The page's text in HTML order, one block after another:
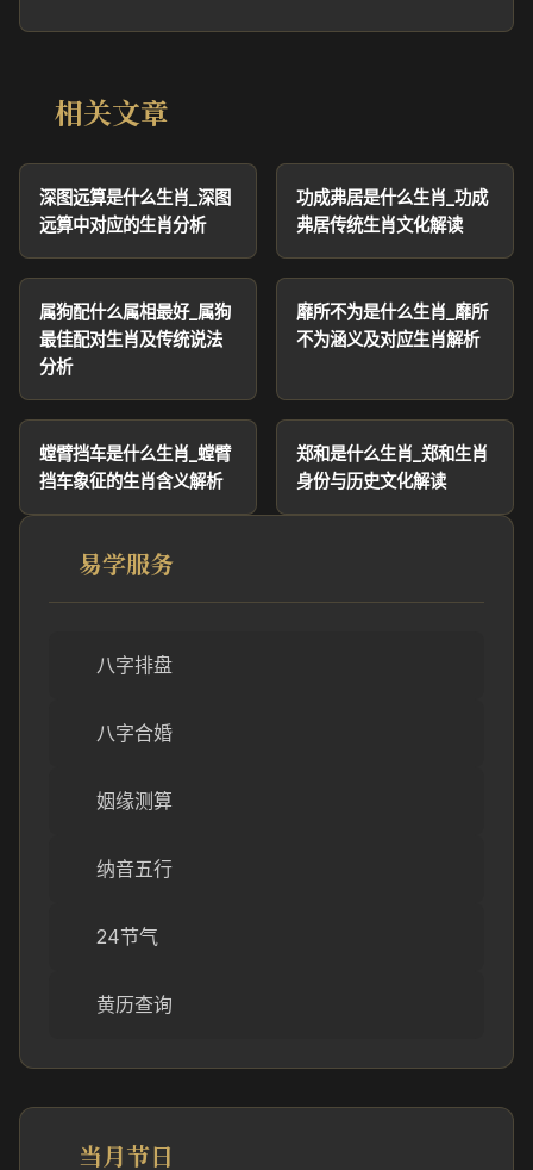
相关文章
深图远算是什么生肖_深图
远算中对应的生肖分析
功成弗居是什么生肖_功成
弗居传统生肖文化解读
属狗配什么属相最好_属狗
最佳配对生肖及传统说法
分析
靡所不为是什么生肖_靡所
不为涵义及对应生肖解析
螳臂挡车是什么生肖_螳臂
挡车象征的生肖含义解析
郑和是什么生肖_郑和生肖
身份与历史文化解读
易学服务
八字排盘
八字合婚
姻缘测算
纳音五行
24节气
黄历查询
当月节日